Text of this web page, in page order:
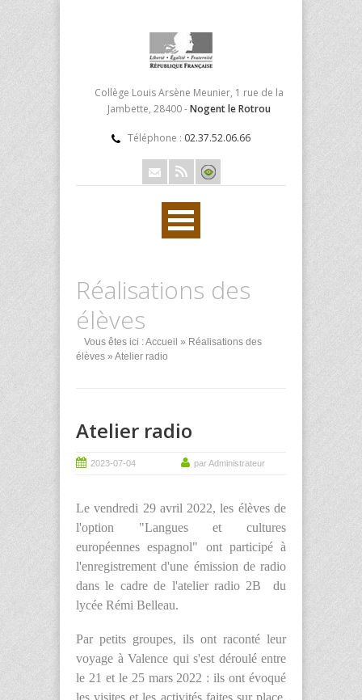
Collège Louis Arsène Meunier, 1 rue de la
Jambette, 28400 -Nogent le Rotrou
Téléphone : 02.37.52.06.66
Réalisations des
élèves
Vous êtes ici :Accueil » Réalisations des
élèves » Atelier radio
Atelier radio
2023-07-04 par Administrateur
Le vendredi 29 avril 2022, les élèves de
l'option "Langues et cultures
européennes espagnol" ont participé à
l'enregistrement d'une émission de radio
dans le cadre de l'atelier radio 2B du
lycée Rémi Belleau.
Par petits groupes, ils ont raconté leur
voyage à Valence qui s'est déroulé entre
le 21 et le 25 mars 2022 : ils ont évoqué